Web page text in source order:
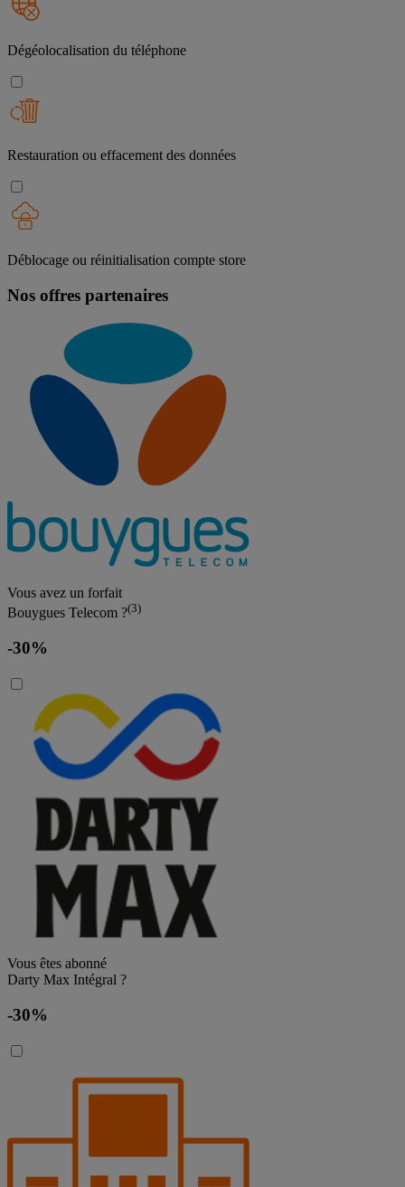
Dégéolocalisation du téléphone
Restauration ou effacement des données
Déblocage ou réinitialisation compte store
Nos offres partenaires
Vous avez un forfait
Bouygues Telecom ?(3)
-30%
Vous êtes abonné
Darty Max Intégral ?
-30%